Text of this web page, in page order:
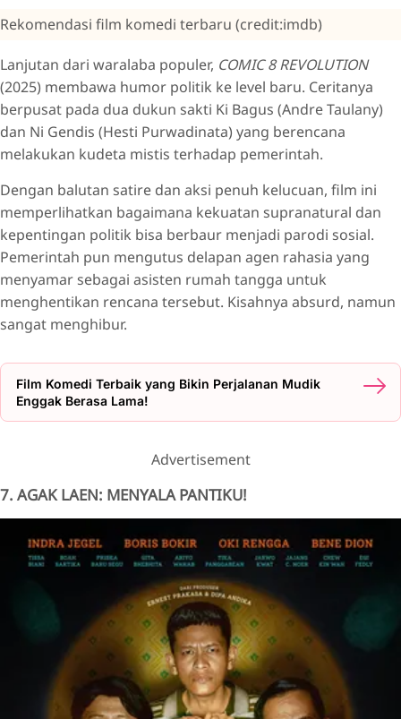
Rekomendasi film komedi terbaru (credit:imdb)
Lanjutan dari waralaba populer, COMIC 8 REVOLUTION
(2025) membawa humor politik ke level baru. Ceritanya
berpusat pada dua dukun sakti Ki Bagus (Andre Taulany)
dan Ni Gendis (Hesti Purwadinata) yang berencana
melakukan kudeta mistis terhadap pemerintah.
Dengan balutan satire dan aksi penuh kelucuan, film ini
memperlihatkan bagaimana kekuatan supranatural dan
kepentingan politik bisa berbaur menjadi parodi sosial.
Pemerintah pun mengutus delapan agen rahasia yang
menyamar sebagai asisten rumah tangga untuk
menghentikan rencana tersebut. Kisahnya absurd, namun
sangat menghibur.
Film Komedi Terbaik yang Bikin Perjalanan Mudik
Enggak Berasa Lama!
Advertisement
7. AGAK LAEN: MENYALA PANTIKU!